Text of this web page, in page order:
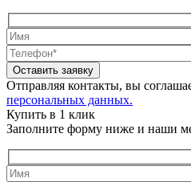
Оставить заявку
Отправляя контакты, вы
персональных данных.
Купить в 1 клик
Заполните форму ниже и наши